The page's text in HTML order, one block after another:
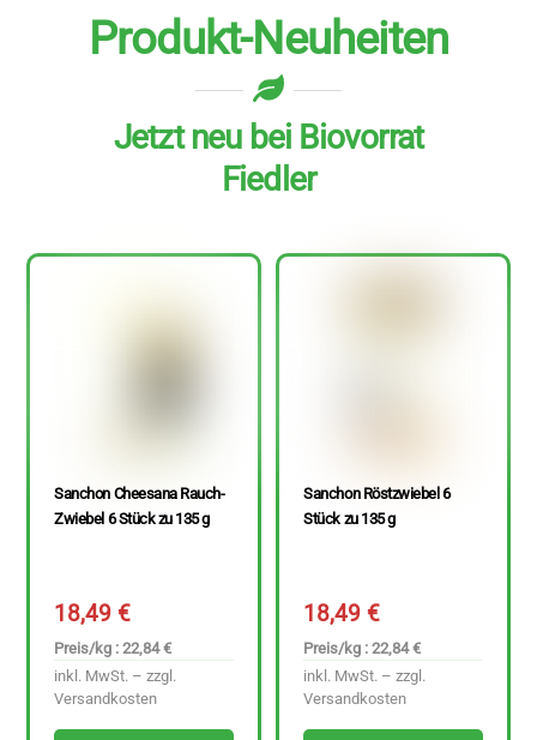
Produkt-Neuheiten
Jetzt neu bei Biovorrat
Fiedler
Sanchon Cheesana Rauch-
Zwiebel 6 Stück zu 135 g
18,49€
Preis/kg : 22,84 €
inkl. MwSt. – zzgl.
Versandkosten
Sanchon Röstzwiebel 6
Stück zu 135 g
18,49€
Preis/kg : 22,84 €
inkl. MwSt. – zzgl.
Versandkosten